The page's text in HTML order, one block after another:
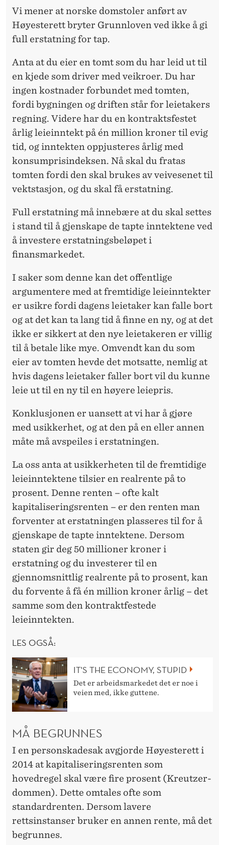
Vi mener at norske domstoler anført av
Høyesterett bryter Grunnloven ved ikke å gi
full erstatning for tap.
Anta at du eier en tomt som du har leid ut til
en kjede som driver med veikroer. Du har
ingen kostnader forbundet med tomten,
fordi bygningen og driften står for leietakers
regning. Videre har du en kontraktsfestet
årlig leieinntekt på én million kroner til evig
tid, og inntekten oppjusteres årlig med
konsumprisindeksen. Nå skal du fratas
tomten fordi den skal brukes av veivesenet til
vektstasjon, og du skal få erstatning.
Full erstatning må innebære at du skal settes
i stand til å gjenskape de tapte inntektene ved
å investere erstatningsbeløpet i
finansmarkedet.
I saker som denne kan det offentlige
argumentere med at fremtidige leieinntekter
er usikre fordi dagens leietaker kan falle bort
og at det kan ta lang tid å finne en ny, og at det
ikke er sikkert at den nye leietakeren er villig
til å betale like mye. Omvendt kan du som
eier av tomten hevde det motsatte, nemlig at
hvis dagens leietaker faller bort vil du kunne
leie ut til en ny til en høyere leiepris.
Konklusjonen er uansett at vi har å gjøre
med usikkerhet, og at den på en eller annen
måte må avspeiles i erstatningen.
La oss anta at usikkerheten til de fremtidige
leieinntektene tilsier en realrente på to
prosent. Denne renten – ofte kalt
kapitaliseringsrenten – er den renten man
forventer at erstatningen plasseres til for å
gjenskape de tapte inntektene. Dersom
staten gir deg 50 millioner kroner i
erstatning og du investerer til en
gjennomsnittlig realrente på to prosent, kan
du forvente å få én million kroner årlig – det
samme som den kontraktfestede
leieinntekten.
LES OGSÅ:
IT'S THE ECONOMY, STUPID
Det er arbeidsmarkedet det er noe i
veien med, ikke guttene.
MÅ BEGRUNNES
I en personskadesak avgjorde Høyesterett i
2014 at kapitaliseringsrenten som
hovedregel skal være fire prosent (Kreutzer-
dommen). Dette omtales ofte som
standardrenten. Dersom lavere
rettsinstanser bruker en annen rente, må det
begrunnes.